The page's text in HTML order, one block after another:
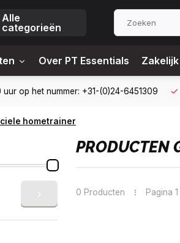
Alle
categorieën
Over PT Essentials
en België 10% korting met een
hometrainer
PRODUCTEN
0 Producten Pagina